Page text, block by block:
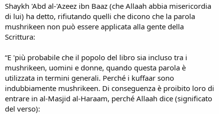
Shaykh 'Abd al-'Azeez ibn Baaz (che Allaah abbia misericordia
di lui) ha detto, rifiutando quelli che dicono che la parola
mushrikeen non può essere applicata alla gente della
Scrittura:
“E 'più probabile che il popolo del libro sia incluso tra i
mushrikeen, uomini e donne, quando questa parola è
utilizzata in termini generali. Perché i kuffaar sono
indubbiamente mushrikeen. Di conseguenza è proibito loro di
entrare in al-Masjid al-Haraam, perché Allaah dice (significato
del verso):